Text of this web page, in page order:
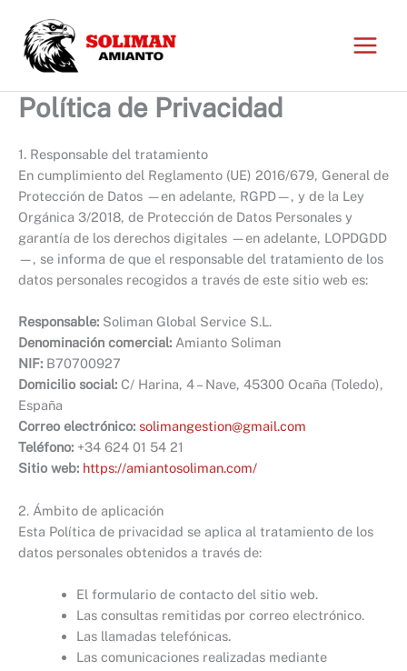
contenido
Política de Privacidad
1. Responsable del tratamiento
En cumplimiento del Reglamento (UE) 2016/679, General de
Protección de Datos —en adelante, RGPD—, y de la Ley
Orgánica 3/2018, de Protección de Datos Personales y
garantía de los derechos digitales —en adelante, LOPDGDD
—, se informa de que el responsable del tratamiento de los
datos personales recogidos a través de este sitio web es:
Responsable: Soliman Global Service S.L.
Denominación comercial: Amianto Soliman
NIF: B70700927
Domicilio social: C/ Harina, 4 – Nave, 45300 Ocaña (Toledo),
España
Correo electrónico: solimangestion@gmail.com
Teléfono: +34 624 01 54 21
Sitio web: https://amiantosoliman.com/
2. Ámbito de aplicación
Esta Política de privacidad se aplica al tratamiento de los
datos personales obtenidos a través de:
El formulario de contacto del sitio web.
Las consultas remitidas por correo electrónico.
Las llamadas telefónicas.
Las comunicaciones realizadas mediante